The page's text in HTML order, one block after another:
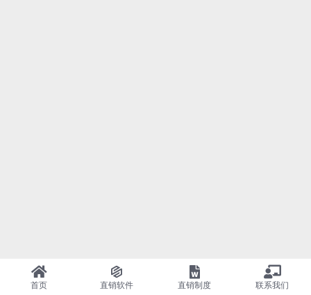
首页 直销软件 直销制度 联系我们